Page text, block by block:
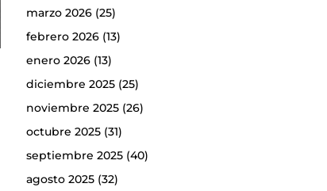
marzo 2026(25)
febrero 2026(13)
enero 2026(13)
diciembre 2025(25)
noviembre 2025(26)
octubre 2025(31)
septiembre 2025(40)
agosto 2025(32)